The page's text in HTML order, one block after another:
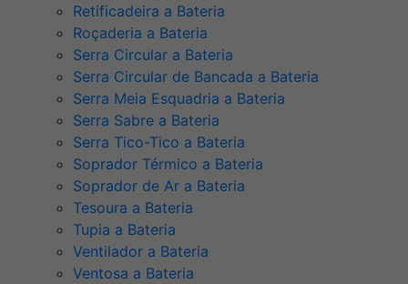
Retificadeira a Bateria
Roçaderia a Bateria
Serra Circular a Bateria
Serra Circular de Bancada a Bateria
Serra Meia Esquadria a Bateria
Serra Sabre a Bateria
Serra Tico-Tico a Bateria
Soprador Térmico a Bateria
Soprador de Ar a Bateria
Tesoura a Bateria
Tupia a Bateria
Ventilador a Bateria
Ventosa a Bateria